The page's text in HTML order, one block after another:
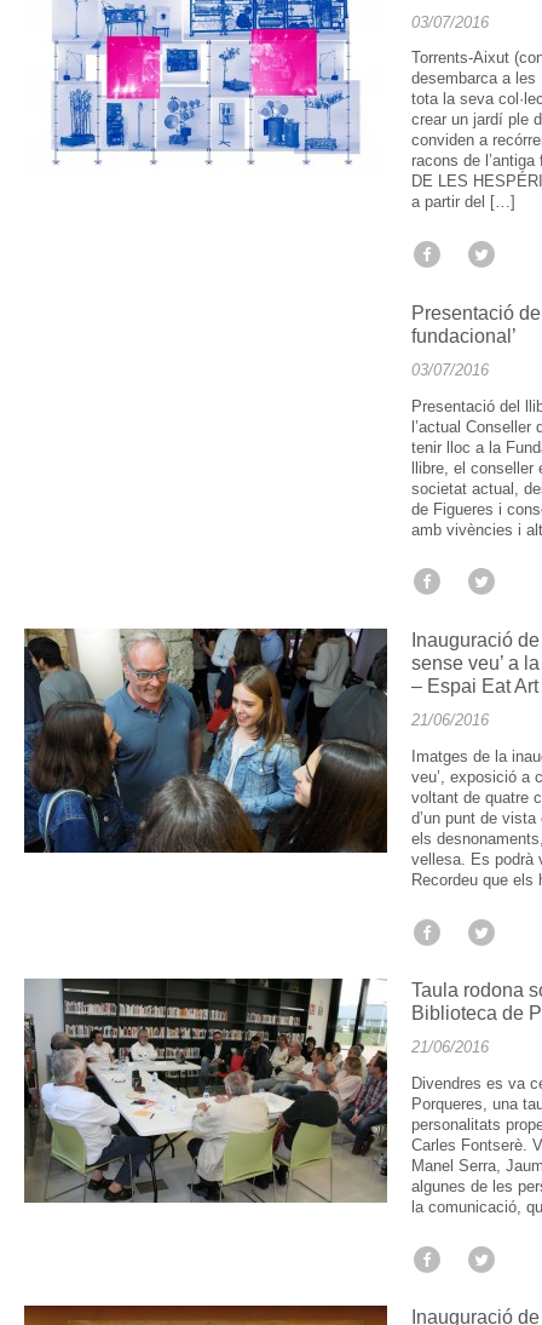
03/07/2016
Torrents-Aixut
desembarca a les
tota la seva
crear un jardí ple
conviden a
racons de
DE LES
a partir del […]
Presentació
fundacional’
03/07/2016
Presentació del
l’actual Conseller
tenir lloc a la
llibre, el conseller
societat actual,
de Figueres i
amb vivències i
Inauguració
sense veu’ a
– Espai Eat Art
21/06/2016
Imatges de la
veu’, exposició a
voltant de quatre
d’un punt de
els
vellesa. Es podrà
Recordeu que
Taula rodona
Biblioteca de
21/06/2016
Divendres es va
Porqueres, una
personalitats
Carles Fontserè.
Manel Serra,
algunes de les
la comunicació,
Inauguració